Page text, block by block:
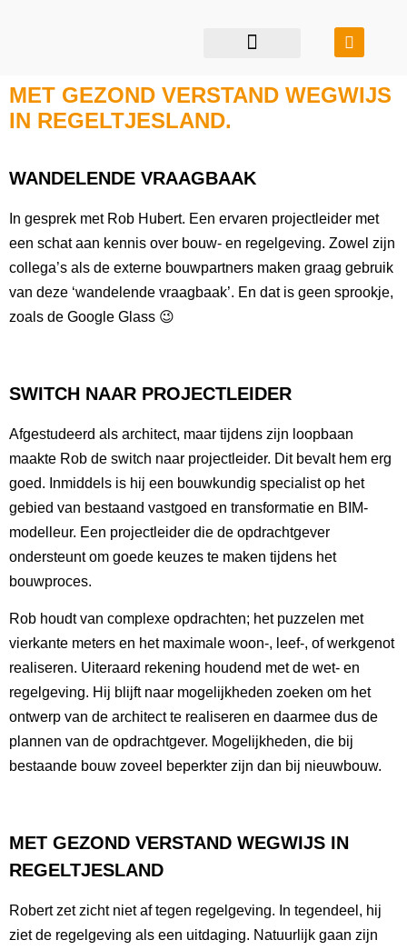
MET GEZOND VERSTAND WEGWIJS
IN REGELTJESLAND.
WANDELENDE VRAAGBAAK
In gesprek met Rob Hubert. Een ervaren projectleider met
een schat aan kennis over bouw- en regelgeving. Zowel zijn
collega’s als de externe bouwpartners maken graag gebruik
van deze ‘wandelende vraagbaak’. En dat is geen sprookje,
zoals de Google Glass 😉
SWITCH NAAR PROJECTLEIDER
Afgestudeerd als architect, maar tijdens zijn loopbaan
maakte Rob de switch naar projectleider. Dit bevalt hem erg
goed. Inmiddels is hij een bouwkundig specialist op het
gebied van bestaand vastgoed en transformatie en BIM-
modelleur. Een projectleider die de opdrachtgever
ondersteunt om goede keuzes te maken tijdens het
bouwproces.
Rob houdt van complexe opdrachten; het puzzelen met
vierkante meters en het maximale woon-, leef-, of werkgenot
realiseren. Uiteraard rekening houdend met de wet- en
regelgeving. Hij blijft naar mogelijkheden zoeken om het
ontwerp van de architect te realiseren en daarmee dus de
plannen van de opdrachtgever. Mogelijkheden, die bij
bestaande bouw zoveel beperkter zijn dan bij nieuwbouw.
MET GEZOND VERSTAND WEGWIJS IN
REGELTJESLAND
Robert zet zicht niet af tegen regelgeving. In tegendeel, hij
ziet de regelgeving als een uitdaging. Natuurlijk gaan zijn